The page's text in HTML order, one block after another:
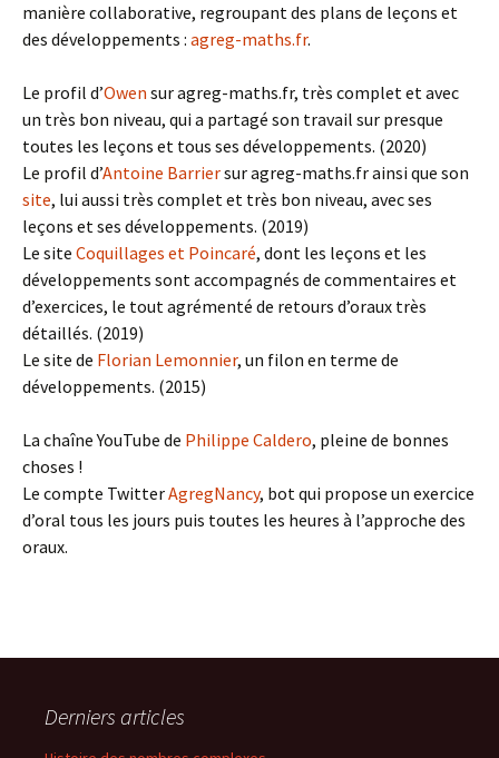
manière collaborative, regroupant des plans de leçons et
des développements : agreg-maths.fr.
Le profil d’Owen sur agreg-maths.fr, très complet et avec
un très bon niveau, qui a partagé son travail sur presque
toutes les leçons et tous ses développements. (2020)
Le profil d’Antoine Barriersur agreg-maths.fr ainsi que son
site, lui aussi très complet et très bon niveau, avec ses
leçons et ses développements. (2019)
Le site Coquillages et Poincaré, dont les leçons et les
développements sont accompagnés de commentaires et
d’exercices, le tout agrémenté de retours d’oraux très
détaillés. (2019)
Le site de Florian Lemonnier, un filon en terme de
développements. (2015)
La chaîne YouTube de Philippe Caldero, pleine de bonnes
choses !
Le compte TwitterAgregNancy, bot qui propose un exercice
d’oral tous les jours puis toutes les heures à l’approche des
oraux.
Derniers articles